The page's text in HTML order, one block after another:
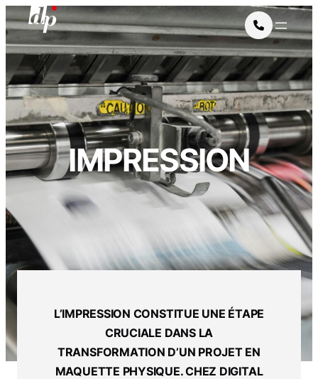
IMPRESSION
L’IMPRESSION CONSTITUE UNE ÉTAPE
CRUCIALE DANS LA
TRANSFORMATION D’UN PROJET EN
MAQUETTE PHYSIQUE. CHEZ DIGITAL